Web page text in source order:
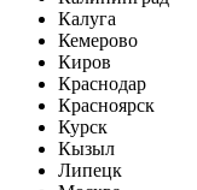
Калуга
Кемерово
Киров
Краснодар
Красноярск
Курск
Кызыл
Липецк